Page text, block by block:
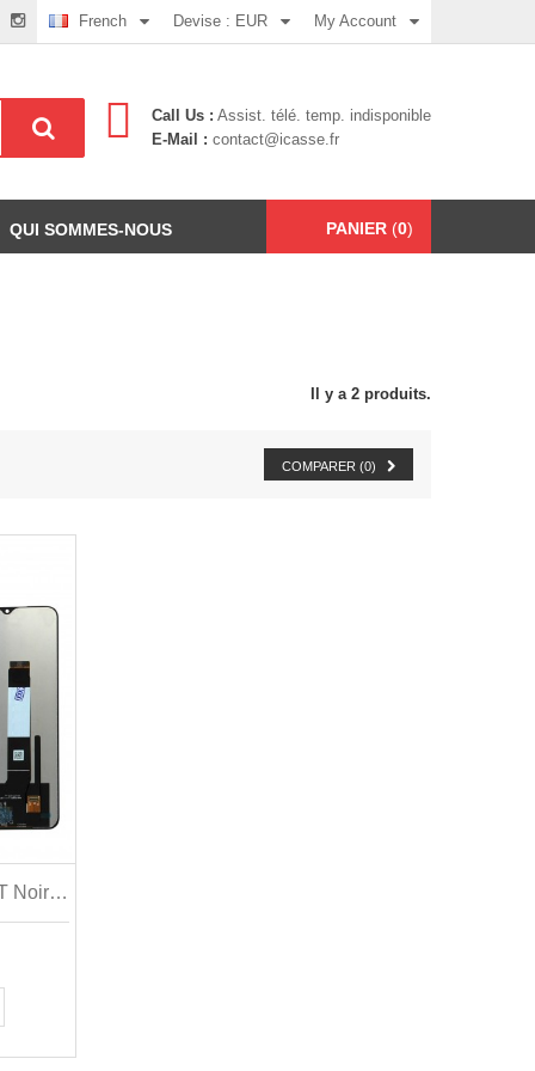
My Account
Devise : EUR
French
Call Us : Assist. télé. temp. indisponible
E-Mail : contact@icasse.fr
PANIER (0)
QUI SOMMES-NOUS
Il y a 2 produits.
COMPARER (0)
Ecran Pour Xiaomi REDMI 9T Noir Bleue Orange Vert M2010J19SG Outils Colle